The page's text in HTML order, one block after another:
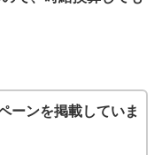
ーンを掲載していま